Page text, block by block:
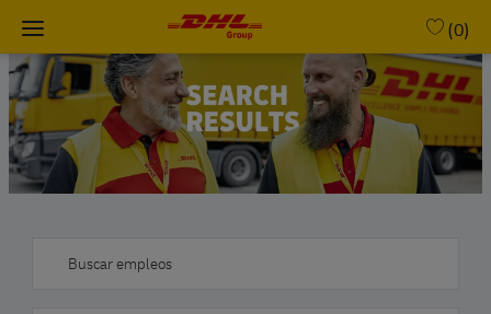
Skip to main content
(0)